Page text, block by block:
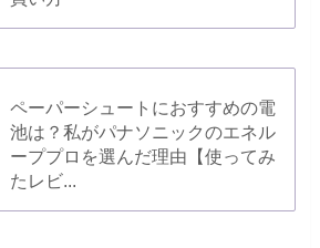
ペーパーシュートにおすすめの電
池は？私がパナソニックのエネル
ーププロを選んだ理由【使ってみ
たレビ...